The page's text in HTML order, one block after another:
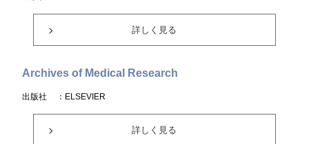
詳しく見る
Archives of Medical Research
出版社 ：ELSEVIER
詳しく見る